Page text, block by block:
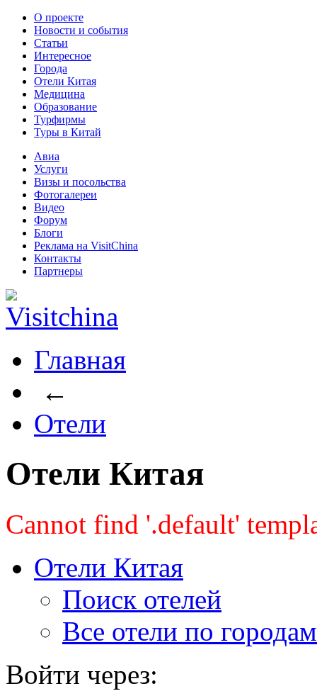
О проекте
Новости и события
Статьи
Интересное
Города
Отели Китая
Медицина
Образование
Турфирмы
Туры в Китай
Авиа
Услуги
Визы и посольства
Фотогалереи
Видео
Форум
Блоги
Реклама на VisitChina
Контакты
Партнеры
Главная
←
Отели
Отели Китая
Cannot find '.default'
Отели Китая
Поиск отелей
Все отели по городам
Войти через: